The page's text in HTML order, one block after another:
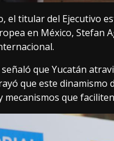
el titular del Ejecutivo
en México, Stefan
que Yucatán
que este dinamismo
mecanismos que